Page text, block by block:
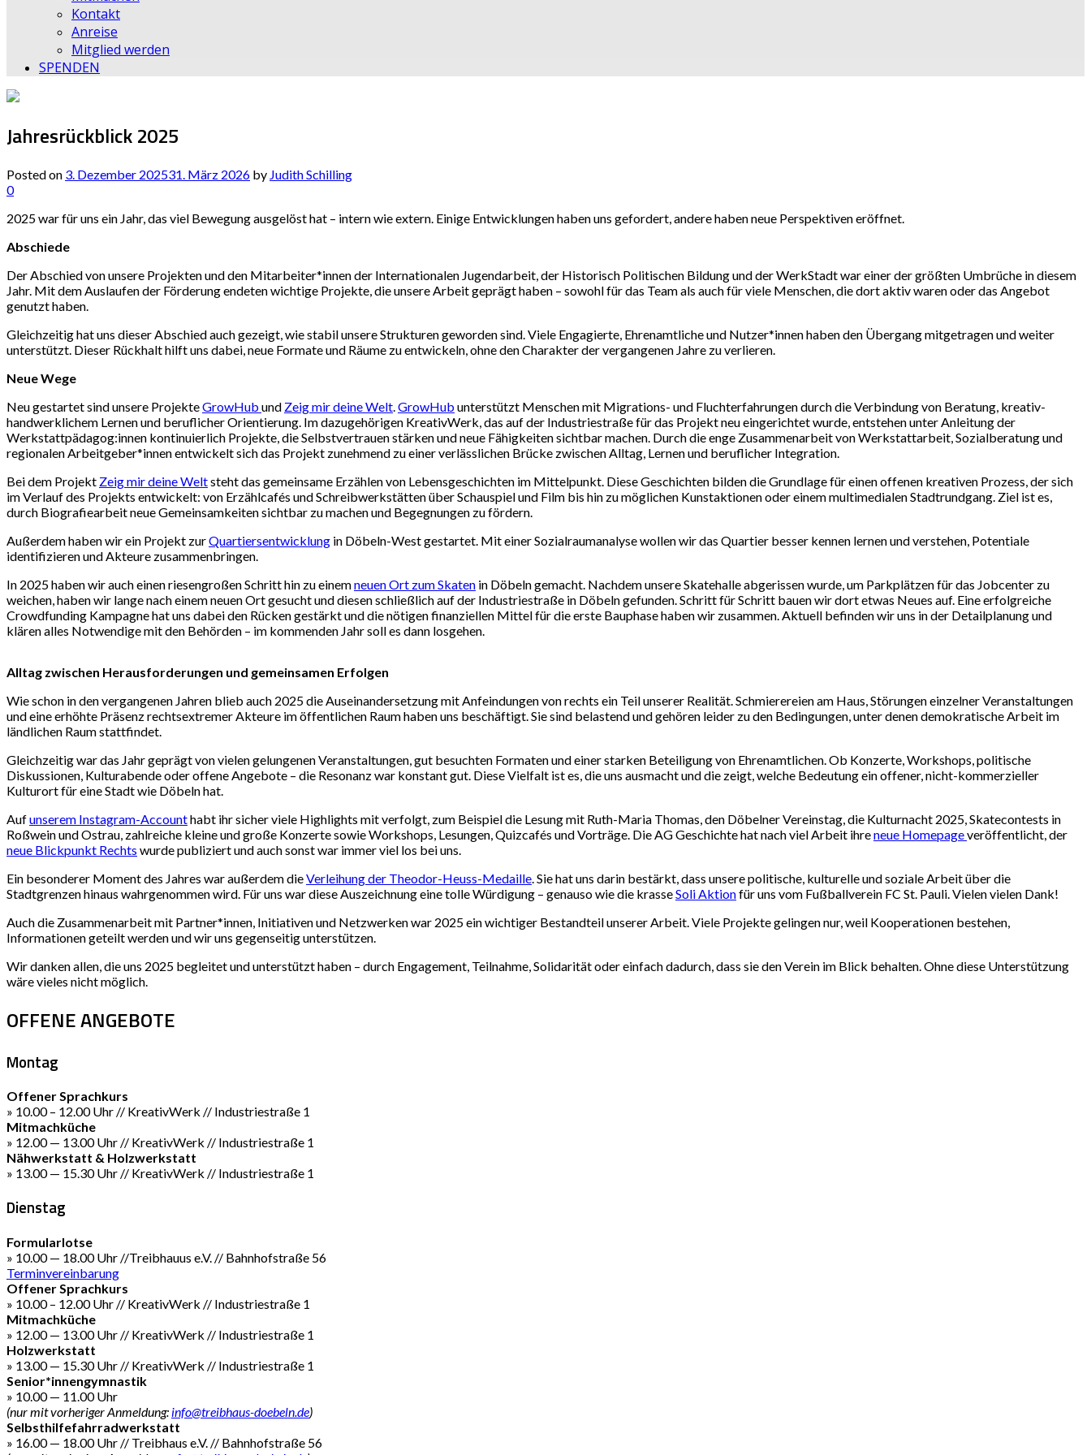
Kontakt
Anreise
Mitglied werden
SPENDEN
Jahresrückblick 2025
Posted on 3. Dezember 202531. März 2026 by Judith Schilling
0
2025 war für uns ein Jahr, das viel Bewegung ausgelöst hat – intern wie extern. Einige Entwicklungen haben uns gefordert, andere haben neue Perspektiven eröffnet.
Abschiede
Der Abschied von unsere Projekten und den Mitarbeiter*innen der Internationalen Jugendarbeit, der Historisch Politischen Bildung und der WerkStadt war einer der größten Umbrüche in diesem
Jahr. Mit dem Auslaufen der Förderung endeten wichtige Projekte, die unsere Arbeit geprägt haben – sowohl für das Team als auch für viele Menschen, die dort aktiv waren oder das Angebot
genutzt haben.
Gleichzeitig hat uns dieser Abschied auch gezeigt, wie stabil unsere Strukturen geworden sind. Viele Engagierte, Ehrenamtliche und Nutzer*innen haben den Übergang mitgetragen und weiter
unterstützt. Dieser Rückhalt hilft uns dabei, neue Formate und Räume zu entwickeln, ohne den Charakter der vergangenen Jahre zu verlieren.
Neue Wege
Neu gestartet sind unsere ProjekteGrowHub und Zeig mir deine Welt.GrowHub unterstützt Menschen mit Migrations- und Fluchterfahrungen durch die Verbindung von Beratung, kreativ-
handwerklichem Lernen und beruflicher Orientierung. Im dazugehörigen KreativWerk, das auf der Industriestraße für das Projekt neu eingerichtet wurde, entstehen unter Anleitung der
Werkstattpädagog:innen kontinuierlich Projekte, die Selbstvertrauen stärken und neue Fähigkeiten sichtbar machen. Durch die enge Zusammenarbeit von Werkstattarbeit, Sozialberatung und
regionalen Arbeitgeber*innen entwickelt sich das Projekt zunehmend zu einer verlässlichen Brücke zwischen Alltag, Lernen und beruflicher Integration.
Bei dem Projekt Zeig mir deine Weltsteht das gemeinsame Erzählen von Lebensgeschichten im Mittelpunkt. Diese Geschichten bilden die Grundlage für einen offenen kreativen Prozess, der sich
im Verlauf des Projekts entwickelt: von Erzählcafés und Schreibwerkstätten über Schauspiel und Film bis hin zu möglichen Kunstaktionen oder einem multimedialen Stadtrundgang. Ziel ist es,
durch Biografiearbeit neue Gemeinsamkeiten sichtbar zu machen und Begegnungen zu fördern.
Außerdem haben wir ein Projekt zurQuartiersentwicklung in Döbeln-West gestartet. Mit einer Sozialraumanalyse wollen wir das Quartier besser kennen lernen und verstehen, Potentiale
identifizieren und Akteure zusammenbringen.
In 2025 haben wir auch einen riesengroßen Schritt hin zu einemneuen Ort zum Skaten in Döbeln gemacht. Nachdem unsere Skatehalle abgerissen wurde, um Parkplätzen für das Jobcenter zu
weichen, haben wir lange nach einem neuen Ort gesucht und diesen schließlich auf der Industriestraße in Döbeln gefunden. Schritt für Schritt bauen wir dort etwas Neues auf. Eine erfolgreiche
Crowdfunding Kampagne hat uns dabei den Rücken gestärkt und die nötigen finanziellen Mittel für die erste Bauphase haben wir zusammen. Aktuell befinden wir uns in der Detailplanung und
klären alles Notwendige mit den Behörden – im kommenden Jahr soll es dann losgehen.
Alltag zwischen Herausforderungen und gemeinsamen Erfolgen
Wie schon in den vergangenen Jahren blieb auch 2025 die Auseinandersetzung mit Anfeindungen von rechts ein Teil unserer Realität. Schmierereien am Haus, Störungen einzelner Veranstaltungen
und eine erhöhte Präsenz rechtsextremer Akteure im öffentlichen Raum haben uns beschäftigt. Sie sind belastend und gehören leider zu den Bedingungen, unter denen demokratische Arbeit im
ländlichen Raum stattfindet.
Gleichzeitig war das Jahr geprägt von vielen gelungenen Veranstaltungen, gut besuchten Formaten und einer starken Beteiligung von Ehrenamtlichen. Ob Konzerte, Workshops, politische
Diskussionen, Kulturabende oder offene Angebote – die Resonanz war konstant gut. Diese Vielfalt ist es, die uns ausmacht und die zeigt, welche Bedeutung ein offener, nicht-kommerzieller
Kulturort für eine Stadt wie Döbeln hat.
Aufunserem Instagram-Accounthabt ihr sicher viele Highlights mit verfolgt, zum Beispiel die Lesung mit Ruth-Maria Thomas, den Döbelner Vereinstag, die Kulturnacht 2025, Skatecontests in
Roßwein und Ostrau, zahlreiche kleine und große Konzerte sowie Workshops, Lesungen, Quizcafés und Vorträge. Die AG Geschichte hat nach viel Arbeit ihreneue Homepageveröffentlicht, der
neue Blickpunkt Rechts wurde publiziert und auch sonst war immer viel los bei uns.
Ein besonderer Moment des Jahres war außerdem dieVerleihung der Theodor-Heuss-Medaille. Sie hat uns darin bestärkt, dass unsere politische, kulturelle und soziale Arbeit über die
Stadtgrenzen hinaus wahrgenommen wird. Für uns war diese Auszeichnung eine tolle Würdigung – genauso wie die krasseSoli Aktionfür uns vom Fußballverein FC St. Pauli. Vielen vielen Dank!
Auch die Zusammenarbeit mit Partner*innen, Initiativen und Netzwerken war 2025 ein wichtiger Bestandteil unserer Arbeit. Viele Projekte gelingen nur, weil Kooperationen bestehen,
Informationen geteilt werden und wir uns gegenseitig unterstützen.
Wir danken allen, die uns 2025 begleitet und unterstützt haben – durch Engagement, Teilnahme, Solidarität oder einfach dadurch, dass sie den Verein im Blick behalten. Ohne diese Unterstützung
wäre vieles nicht möglich.
OFFENE ANGEBOTE
Montag
Offener Sprachkurs
» 10.00 – 12.00 Uhr // KreativWerk // Industriestraße 1
Mitmachküche
» 12.00 — 13.00 Uhr // KreativWerk // Industriestraße 1
Nähwerkstatt & Holzwerkstatt
» 13.00 — 15.30 Uhr // KreativWerk // Industriestraße 1
Dienstag
Formularlotse
» 10.00 — 18.00 Uhr //Treibhauus e.V. // Bahnhofstraße 56
Terminvereinbarung
Offener Sprachkurs
» 10.00 – 12.00 Uhr // KreativWerk // Industriestraße 1
Mitmachküche
» 12.00 — 13.00 Uhr // KreativWerk // Industriestraße 1
Holzwerkstatt
» 13.00 — 15.30 Uhr // KreativWerk // Industriestraße 1
Senior*innengymnastik
» 10.00 — 11.00 Uhr
(nur mit vorheriger Anmeldung: info@treibhaus-doebeln.de)
Selbsthilfefahrradwerkstatt
» 16.00 — 18.00 Uhr // Treibhaus e.V. // Bahnhofstraße 56